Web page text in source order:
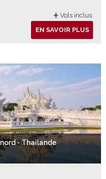
Vols inclus
EN SAVOIR PLUS
- Thailande